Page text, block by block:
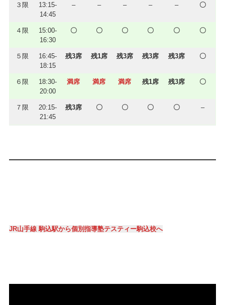
３限
13:15-
14:45
– – – – – 〇
４限
15:00-
16:30
〇 〇 〇 〇 〇 〇
５限
16:45-
18:15
残3席 残1席 残3席 残3席 残3席 〇
６限
18:30-
20:00
満席 満席 満席 残1席 残3席 〇
７限
20:15-
21:45
残3席 〇 〇 〇 〇 –
JR山手線 駒込駅から個別指導塾テスティー駒込校へ